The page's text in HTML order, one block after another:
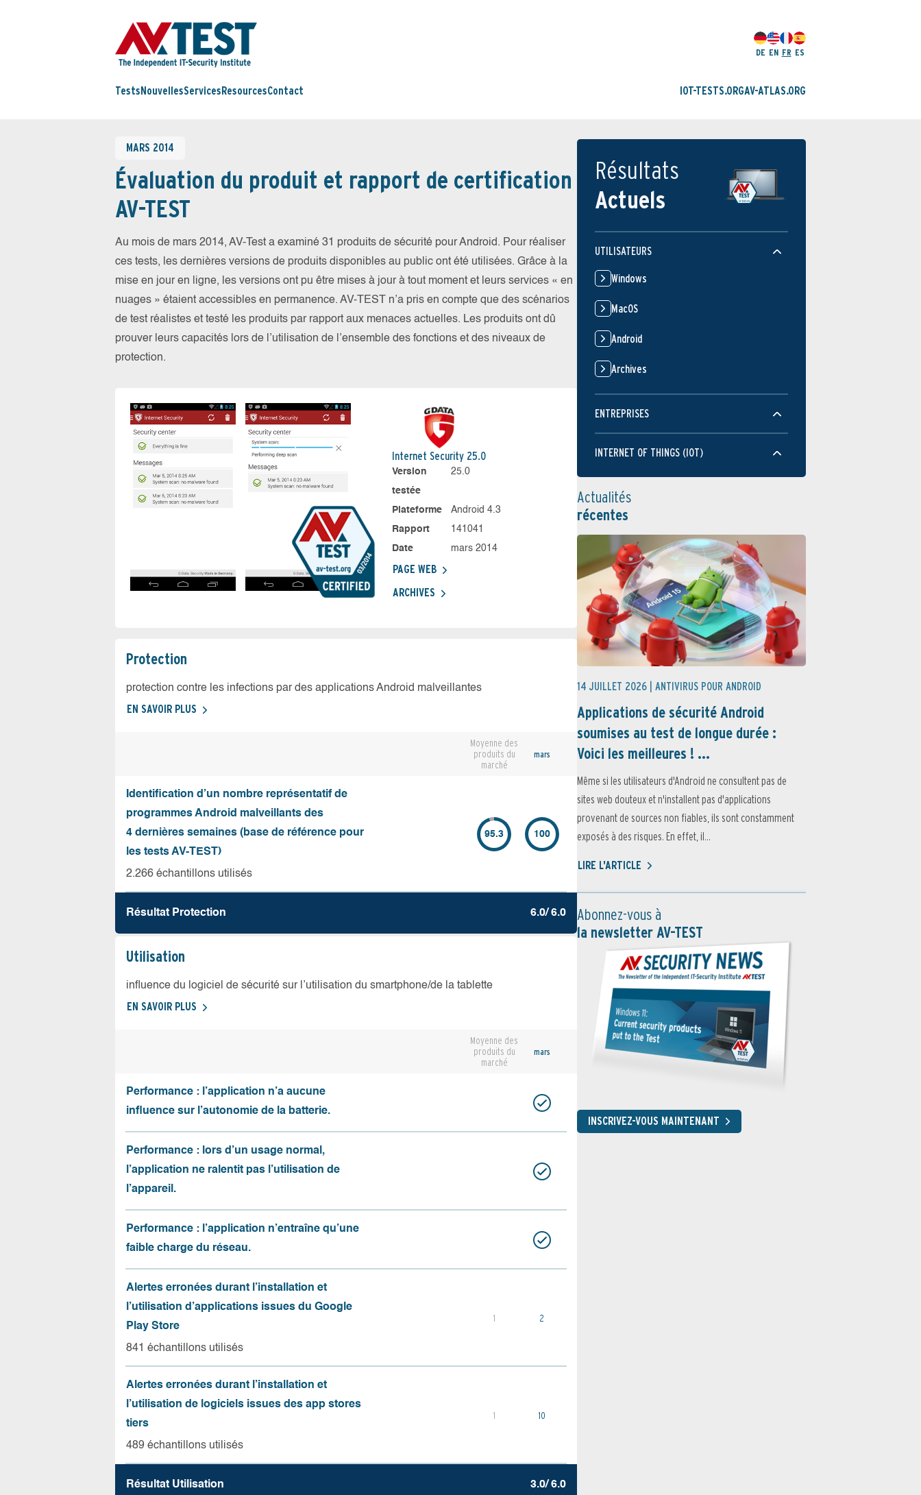
DE EN FR ES
Tests NouvellesServices ResourcesContact IOT-TESTS.ORGAV-ATLAS.ORG
MARS 2014
Évaluation du produit et rapport de certification
AV-TEST
Au mois de mars 2014, AV-Test a examiné 31 produits de sécurité pour Android. Pour réaliser
ces tests, les dernières versions de produits disponibles au public ont été utilisées. Grâce à la
mise en jour en ligne, les versions ont pu être mises à jour à tout moment et leurs services « en
nuages » étaient accessibles en permanence. AV-TEST n’a pris en compte que des scénarios
de test réalistes et testé les produits par rapport aux menaces actuelles. Les produits ont dû
prouver leurs capacités lors de l’utilisation de l’ensemble des fonctions et des niveaux de
protection.
Internet Security 25.0
Version
testée
25.0
Plateforme
Android 4.3
Rapport
141041
Date
mars 2014
PAGE WEB
ARCHIVES
Protection
protection contre les infections par des applications Android malveillantes
EN SAVOIR PLUS
Moyenne des
produits du
marché
mars
Identification d’un nombre représentatif de
programmes Android malveillants des
4 dernières semaines (base de référence pour
les tests AV-TEST)
2.266 échantillons utilisés
95.3 100
Résultat Protection 6.0/ 6.0
Utilisation
influence du logiciel de sécurité sur l’utilisation du smartphone/de la tablette
EN SAVOIR PLUS
Moyenne des
produits du
marché
mars
Performance : l’application n’a aucune
influence sur l’autonomie de la batterie.
Performance : lors d’un usage normal,
l’application ne ralentit pas l’utilisation de
l’appareil.
Performance : l’application n’entraîne qu’une
faible charge du réseau.
Alertes erronées durant l’installation et
l’utilisation d’applications issues du Google
Play Store
841 échantillons utilisés
1 2
Alertes erronées durant l’installation et
l’utilisation de logiciels issues des app stores
tiers
489 échantillons utilisés
1 10
Résultat Utilisation 3.0/ 6.0
Résultats
Actuels
UTILISATEURS
Windows
MacOS
Android
Archives
ENTREPRISES
INTERNET OF THINGS (IOT)
Actualités
récentes
14 JUILLET 2026 | ANTIVIRUS POUR ANDROID
Applications de sécurité Android
soumises au test de longue durée :
Voici les meilleures ! ...
Même si les utilisateurs d'Android ne consultent pas de
sites web douteux et n'installent pas d'applications
provenant de sources non fiables, ils sont constamment
exposés à des risques. En effet, il...
LIRE L'ARTICLE
Abonnez-vous à
la newsletter AV-TEST
INSCRIVEZ-VOUS MAINTENANT